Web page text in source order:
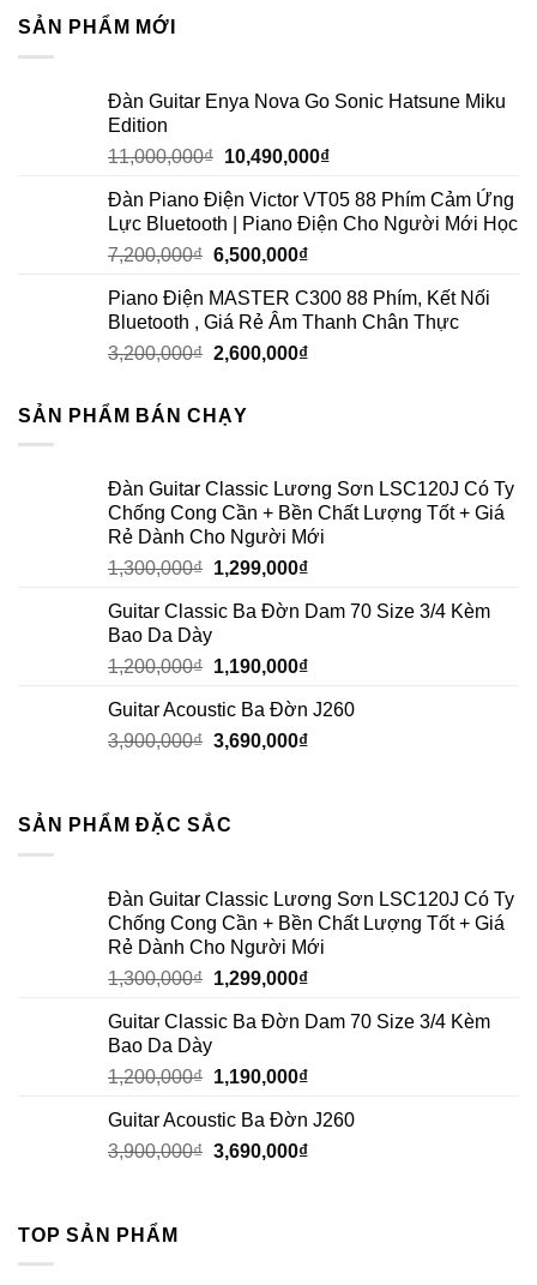
SẢN PHẨM MỚI
Đàn Guitar Enya Nova Go Sonic Hatsune Miku
Edition
11,000,000₫ 10,490,000₫
Đàn Piano Điện Victor VT05 88 Phím Cảm Ứng
Lực Bluetooth | Piano Điện Cho Người Mới Học
7,200,000₫ 6,500,000₫
Piano Điện MASTER C300 88 Phím, Kết Nối
Bluetooth , Giá Rẻ Âm Thanh Chân Thực
3,200,000₫ 2,600,000₫
SẢN PHẨM BÁN CHẠY
Đàn Guitar Classic Lương Sơn LSC120J Có Ty
Chống Cong Cần + Bền Chất Lượng Tốt + Giá
Rẻ Dành Cho Người Mới
1,300,000₫ 1,299,000₫
Guitar Classic Ba Đờn Dam 70 Size 3/4 Kèm
Bao Da Dày
1,200,000₫ 1,190,000₫
Guitar Acoustic Ba Đờn J260
3,900,000₫ 3,690,000₫
SẢN PHẨM ĐẶC SẮC
Đàn Guitar Classic Lương Sơn LSC120J Có Ty
Chống Cong Cần + Bền Chất Lượng Tốt + Giá
Rẻ Dành Cho Người Mới
1,300,000₫ 1,299,000₫
Guitar Classic Ba Đờn Dam 70 Size 3/4 Kèm
Bao Da Dày
1,200,000₫ 1,190,000₫
Guitar Acoustic Ba Đờn J260
3,900,000₫ 3,690,000₫
TOP SẢN PHẨM